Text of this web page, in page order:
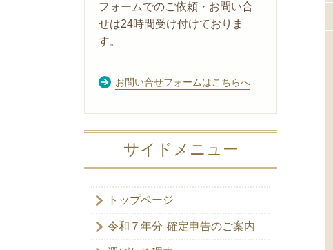
フォームでのご依頼・お問い合
せは24時間受け付けておりま
す。
お問い合せフォームはこちらへ
サイドメニュー
トップページ
令和７年分 確定申告のご案内